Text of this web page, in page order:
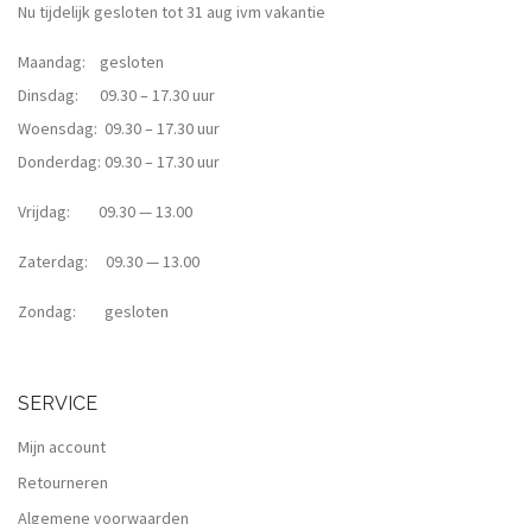
Nu tijdelijk gesloten tot 31 aug ivm vakantie
Maandag: gesloten
Dinsdag: 09.30 – 17.30 uur
Woensdag: 09.30 – 17.30 uur
Donderdag: 09.30 – 17.30 uur
Vrijdag: 09.30 — 13.00
Zaterdag: 09.30 — 13.00
Zondag: gesloten
SERVICE
Mijn account
Retourneren
Algemene voorwaarden